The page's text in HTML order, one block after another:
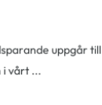
uppgår till
vårt ...